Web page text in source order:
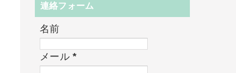
連絡フォーム
名前
メール*